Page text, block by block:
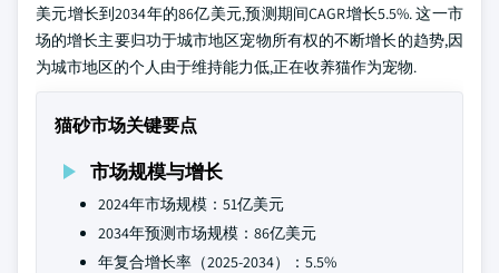
美元增长到2034年的86亿美元,预测期间CAGR增长5.5%. 这一市
场的增长主要归功于城市地区宠物所有权的不断增长的趋势,因
为城市地区的个人由于维持能力低,正在收养猫作为宠物.
猫砂市场关键要点
市场规模与增长
2024年市场规模：51亿美元
2034年预测市场规模：86亿美元
年复合增长率（2025-2034）：5.5%